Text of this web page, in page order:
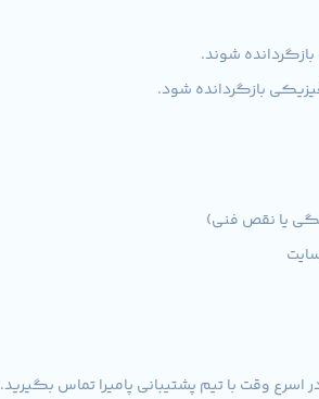
شوند.
بازگردانده شود.
یا نقص فنی)
وقت با تیم پشتیبانی پامیرا تماس بگیرید.